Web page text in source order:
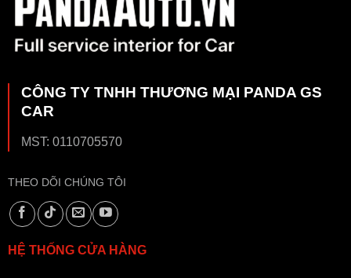
CÔNG TY TNHH THƯƠNG MẠI PANDA GS
CAR
MST: 0110705570
THEO DÕI CHÚNG TÔI
HỆ THỐNG CỬA HÀNG